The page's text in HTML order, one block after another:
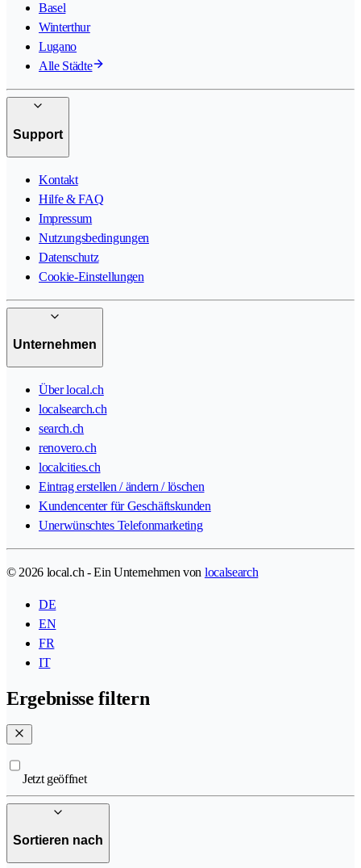
Basel
Winterthur
Lugano
Alle Städte
Support
Kontakt
Hilfe & FAQ
Impressum
Nutzungsbedingungen
Datenschutz
Cookie-Einstellungen
Unternehmen
Über local.ch
localsearch.ch
search.ch
renovero.ch
localcities.ch
Eintrag erstellen / ändern / löschen
Kundencenter für Geschäftskunden
Unerwünschtes Telefonmarketing
© 2026 local.ch - Ein Unternehmen von localsearch
DE
EN
FR
IT
Ergebnisse filtern
Jetzt geöffnet
Sortieren nach